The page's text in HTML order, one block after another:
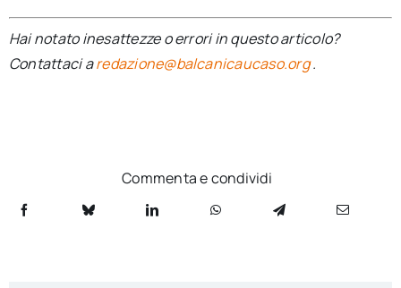
Hai notato inesattezze o errori in questo articolo?
Contattaci aredazione@balcanicaucaso.org.
Commenta e condividi